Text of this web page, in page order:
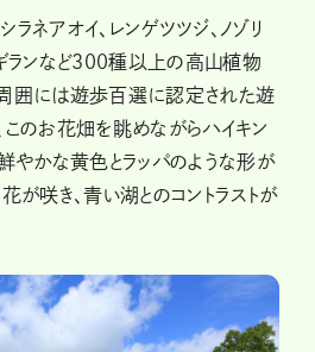
ネアオイ、レンゲツツジ、ノゾリ
ギランなど300種以上の高山植物
囲には遊歩百選に認定された遊
このお花畑を眺めながらハイキン
やかな黄色とラッパのような形が
が咲き、青い湖とのコントラストが